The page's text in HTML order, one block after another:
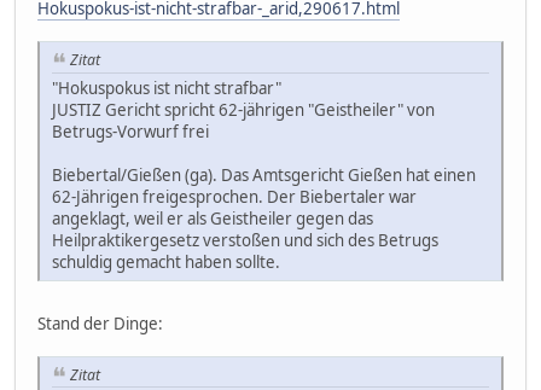
Hokuspokus-ist-nicht-strafbar-_arid,290617.html
Zitat
"Hokuspokus ist nicht strafbar"
JUSTIZ Gericht spricht 62-jährigen "Geistheiler" von
Betrugs-Vorwurf frei
Biebertal/Gießen (ga). Das Amtsgericht Gießen hat einen
62-Jährigen freigesprochen. Der Biebertaler war
angeklagt, weil er als Geistheiler gegen das
Heilpraktikergesetz verstoßen und sich des Betrugs
schuldig gemacht haben sollte.
Stand der Dinge:
Zitat